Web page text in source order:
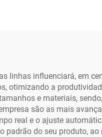
linhas influenciará, em
otimizando a
e materiais,
são as mais
real e o ajuste
padrão do seu produto,